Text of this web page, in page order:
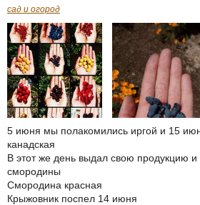
сад и огород
5 июня мы полакомились иргой и 15
канадская
В этот же день выдал свою продукцию и
смородины
Смородина красная
Крыжовник поспел 14 июня